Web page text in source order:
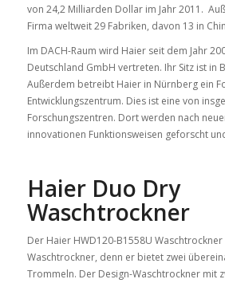
von 24,2 Milliarden Dollar im Jahr 2011.
Firma weltweit 29 Fabriken, davon 13 in
Im DACH-Raum wird Haier seit dem Jahr
Deutschland GmbH vertreten. Ihr Sitz ist in
Außerdem betreibt Haier in Nürnberg ein
Entwicklungszentrum. Dies ist eine von
Forschungszentren. Dort werden nach
innovationen Funktionsweisen geforscht
Haier Duo Dry
Waschtrockner
Der Haier HWD120-B1558U
Waschtrockner, denn er bietet zwei
Trommeln. Der Design-Waschtrockner mit